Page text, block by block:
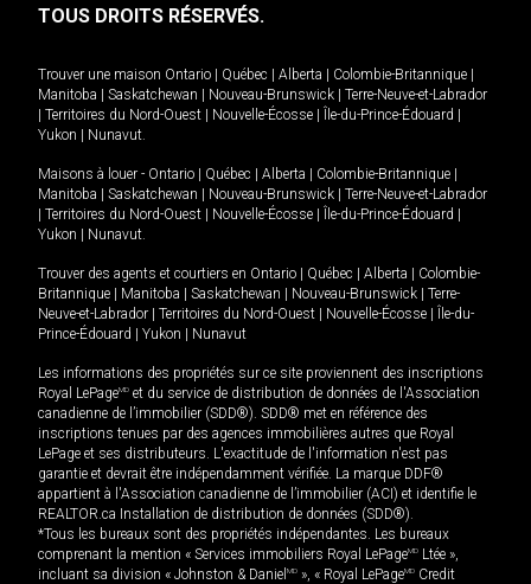
TOUS DROITS RÉSERVÉS.
Trouver une maison Ontario | Québec | Alberta | Colombie-Britannique |
Manitoba | Saskatchewan | Nouveau-Brunswick | Terre-Neuve-et-Labrador
| Territoires du Nord-Ouest | Nouvelle-Écosse | Île-du-Prince-Édouard |
Yukon | Nunavut
Maisons à louer - Ontario | Québec | Alberta | Colombie-Britannique |
Manitoba | Saskatchewan | Nouveau-Brunswick | Terre-Neuve-et-Labrador
| Territoires du Nord-Ouest | Nouvelle-Écosse | Île-du-Prince-Édouard |
Yukon | Nunavut
Trouver des agents et courtiers en Ontario | Québec | Alberta | Colombie-
Britannique | Manitoba | Saskatchewan | Nouveau-Brunswick | Terre-
Neuve-et-Labrador | Territoires du Nord-Ouest | Nouvelle-Écosse | Île-du-
Prince-Édouard | Yukon | Nunavut
Les informations des propriétés sur ce site proviennent des inscriptions
Royal LePageMD et du service de distribution de données de l'Association
canadienne de l’immobilier (SDD®). SDD® met en référence des
inscriptions tenues par des agences immobilières autres que Royal
LePage et ses distributeurs. L'exactitude de l'information n'est pas
garantie et devrait être indépendamment vérifiée. La marque DDF®
appartient à l'Association canadienne de l’immobilier (ACI) et identifie le
REALTOR.ca Installation de distribution de données (SDD®).
*Tous les bureaux sont des propriétés indépendantes. Les bureaux
comprenant la mention « Services immobiliers Royal LePageMD Ltée »,
incluant sa division « Johnston & Daniel MD », « Royal LePageMD Credit